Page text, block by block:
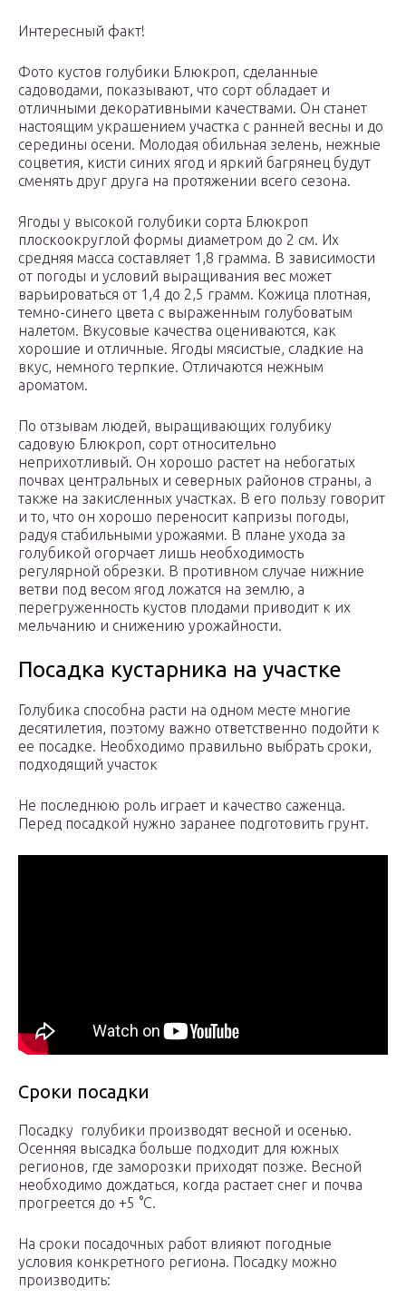
Интересный факт!
Фото кустов голубики Блюкроп, сделанные
садоводами, показывают, что сорт обладает и
отличными декоративными качествами. Он станет
настоящим украшением участка с ранней весны и до
середины осени. Молодая обильная зелень, нежные
соцветия, кисти синих ягод и яркий багрянец будут
сменять друг друга на протяжении всего сезона.
Ягоды у высокой голубики сорта Блюкроп
плоскоокруглой формы диаметром до 2 см. Их
средняя масса составляет 1,8 грамма. В зависимости
от погоды и условий выращивания вес может
варьироваться от 1,4 до 2,5 грамм. Кожица плотная,
темно-синего цвета с выраженным голубоватым
налетом. Вкусовые качества оцениваются, как
хорошие и отличные. Ягоды мясистые, сладкие на
вкус, немного терпкие. Отличаются нежным
ароматом.
По отзывам людей, выращивающих голубику
садовую Блюкроп, сорт относительно
неприхотливый. Он хорошо растет на небогатых
почвах центральных и северных районов страны, а
также на закисленных участках. В его пользу говорит
и то, что он хорошо переносит капризы погоды,
радуя стабильными урожаями. В плане ухода за
голубикой огорчает лишь необходимость
регулярной обрезки. В противном случае нижние
ветви под весом ягод ложатся на землю, а
перегруженность кустов плодами приводит к их
мельчанию и снижению урожайности.
Посадка кустарника на участке
Голубика способна расти на одном месте многие
десятилетия, поэтому важно ответственно подойти к
ее посадке. Необходимо правильно выбрать сроки,
подходящий участок
Не последнюю роль играет и качество саженца.
Перед посадкой нужно заранее подготовить грунт.
Сроки посадки
Посадку голубики производят весной и осенью.
Осенняя высадка больше подходит для южных
регионов, где заморозки приходят позже. Весной
необходимо дождаться, когда растает снег и почва
прогреется до +5 °C.
На сроки посадочных работ влияют погодные
условия конкретного региона. Посадку можно
производить: